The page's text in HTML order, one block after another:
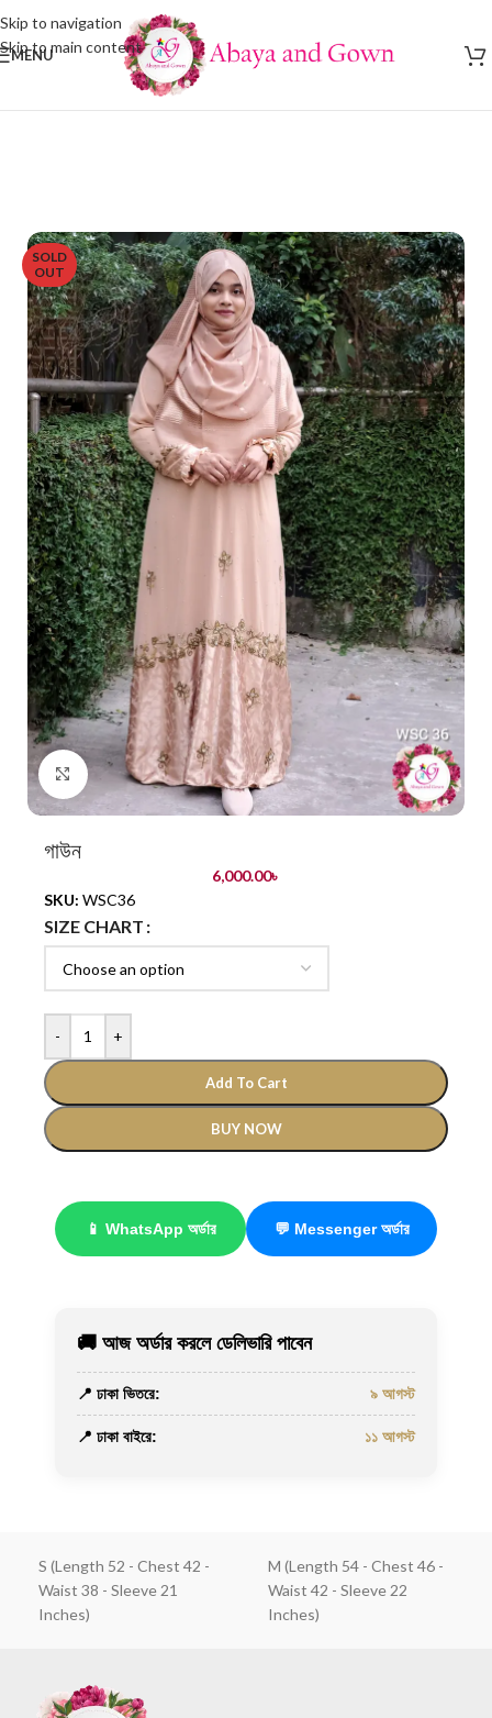
Skip to navigation
Skip to main content
MENU
SOLD
OUT
Click to enlarge
গাউন
6,000.00৳
SKU: WSC36
SIZE CHART
- +
Add To Cart
BUY NOW
📱 WhatsApp অর্ডার 💬 Messenger অর্ডার
🚚 আজ অর্ডার করলে ডেলিভারি পাবেন
📍 ঢাকা ভিতরে: ৯ আগস্ট
📍 ঢাকা বাইরে: ১১ আগস্ট
S (Length 52 - Chest 42 -
Waist 38 - Sleeve 21
Inches)
M (Length 54 - Chest 46 -
Waist 42 - Sleeve 22
Inches)